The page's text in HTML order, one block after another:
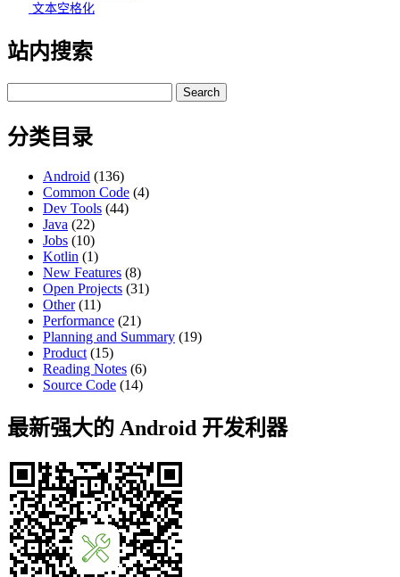
文本空格化
站内搜索
for:
分类目录
Android (136)
Common Code (4)
Dev Tools (44)
Java (22)
Jobs (10)
Kotlin (1)
New Features (8)
Open Projects (31)
Other(11)
Performance (21)
Planning and Summary (19)
Product (15)
Reading Notes (6)
Source Code (14)
最新强大的 Android 开发利器